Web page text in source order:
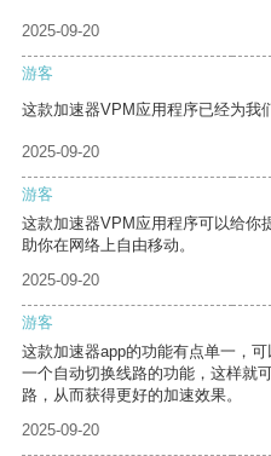
2025-09-20
游客
这款加速器VPM应用程序已经为我
2025-09-20
游客
这款加速器VPM应用程序可以给你
助你在网络上自由移动。
2025-09-20
游客
这款加速器app的功能有点单一，
一个自动切换线路的功能，这样就
路，从而获得更好的加速效果。
2025-09-20